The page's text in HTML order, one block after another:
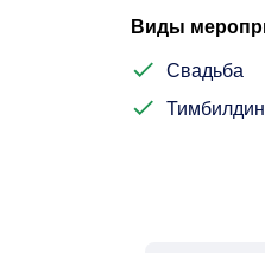
Виды
Свадьба